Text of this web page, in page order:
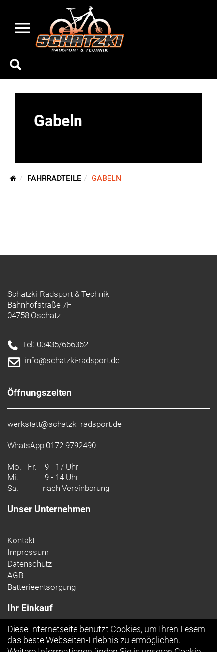
Gabeln
FAHRRADTEILE GABELN
Schatzki-Radsport & Technik
Bahnhofstraße 7F
04758 Oschatz
Tel: 03435/666362
info@schatzki-radsport.de
Öffnungszeiten
werkstatt@schatzki-radsport.de
WhatsApp 0172 9792490
Mo. - Fr. 9 - 17 Uhr
Mi.
9 - 14 Uhr
Sa.
nach Vereinbarung
Unser Unternehmen
Kontakt
Impressum
Datenschutz
AGB
Batterieentsorgung
Ihr Einkauf
Top Artikel
Diese Internetseite benutzt Cookies, um Ihren Lesern
das beste Webseiten-Erlebnis zu ermöglichen.